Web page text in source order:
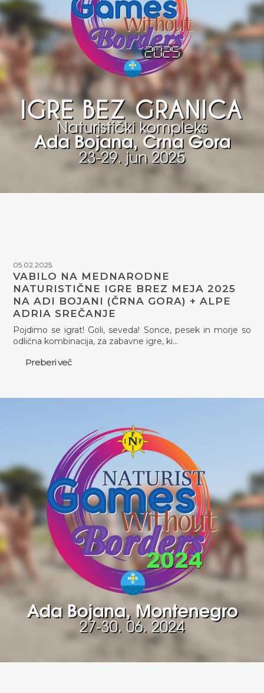
05.02.2025.
VABILO NA MEDNARODNE
NATURISTIČNE IGRE BREZ MEJA 2025
NA ADI BOJANI (ČRNA GORA) + ALPE
ADRIA SREČANJE
Pojdimo se igrat! Goli, seveda! Sonce, pesek in morje so
odlična kombinacija, za zabavne igre, ki…
Preberi več